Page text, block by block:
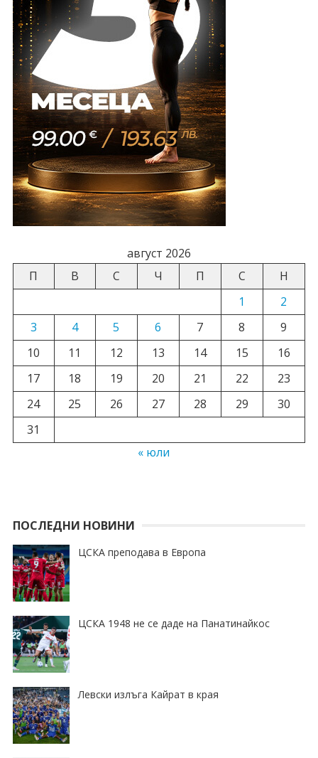
август 2026
П
В С Ч П С
Н
1
2
3
4 5 6 7 8
9
10
11 12 13 14 15
16
17
18 19 20 21 22
23
24
25 26 27 28 29
30
31
« юли
ПОСЛЕДНИ НОВИНИ
ЦСКА преподава в Европа
ЦСКА 1948 не се даде на Панатинайкос
Левски излъга Кайрат в края